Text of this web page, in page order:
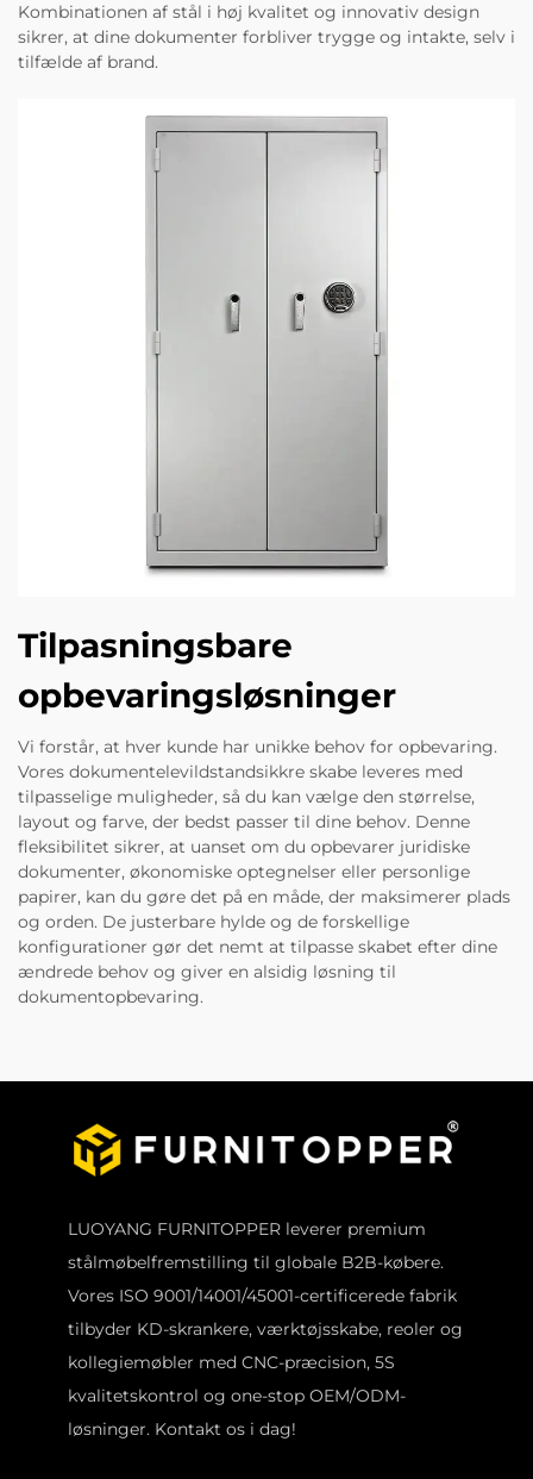
Kombinationen af stål i høj kvalitet og innovativ design
sikrer, at dine dokumenter forbliver trygge og intakte, selv i
tilfælde af brand.
Tilpasningsbare
opbevaringsløsninger
Vi forstår, at hver kunde har unikke behov for opbevaring.
Vores dokumentelevildstandsikkre skabe leveres med
tilpasselige muligheder, så du kan vælge den størrelse,
layout og farve, der bedst passer til dine behov. Denne
fleksibilitet sikrer, at uanset om du opbevarer juridiske
dokumenter, økonomiske optegnelser eller personlige
papirer, kan du gøre det på en måde, der maksimerer plads
og orden. De justerbare hylde og de forskellige
konfigurationer gør det nemt at tilpasse skabet efter dine
ændrede behov og giver en alsidig løsning til
dokumentopbevaring.
LUOYANG FURNITOPPER leverer premium
stålmøbelfremstilling til globale B2B-købere.
Vores ISO 9001/14001/45001-certificerede fabrik
tilbyder KD-skrankere, værktøjsskabe, reoler og
kollegiemøbler med CNC-præcision, 5S
kvalitetskontrol og one-stop OEM/ODM-
løsninger. Kontakt os i dag!